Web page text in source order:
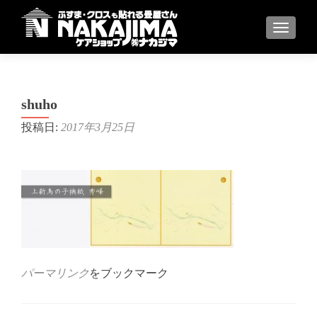
ナビゲ
shuho
投稿日: 2017年3月25日
パーマリンクをブックマーク